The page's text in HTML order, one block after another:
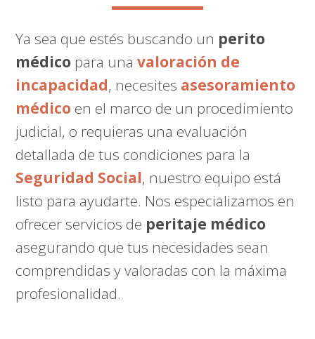
Ya sea que estés buscando un perito
médico para unavaloración de
incapacidad, necesites asesoramiento
médico en el marco de un procedimiento
judicial, o requieras una evaluación
detallada de tus condiciones para la
Seguridad Social, nuestro equipo está
listo para ayudarte. Nos especializamos en
ofrecer servicios de peritaje médico
asegurando que tus necesidades sean
comprendidas y valoradas con la máxima
profesionalidad.